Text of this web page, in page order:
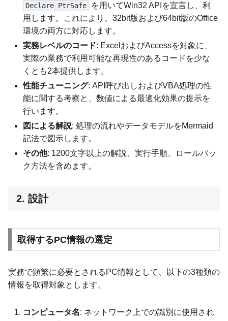
Declare PtrSafe
を用いてWin32 APIを宣言し、利
用します。これにより、32bit版および64bit版のOffice
環境の両方に対応します。
実務レベルのコード: ExcelおよびAccessを対象に、
実際の業務で利用可能な再現性のあるコードを少な
くとも2本提供します。
性能チューニング: API呼び出しおよびVBA処理の性
能に関する考察と、数値による最適化効果の提示を
行います。
図による解説: 処理の流れやデータモデルをMermaid
記法で図示します。
その他: 1200文字以上の解説、実行手順、ロールバッ
ク方法を含めます。
2. 設計
取得するPC情報の選定
実務で頻繁に必要とされるPC情報として、以下の3種類の
情報を取得対象とします。
コンピュータ名: ネットワーク上での識別に使用され